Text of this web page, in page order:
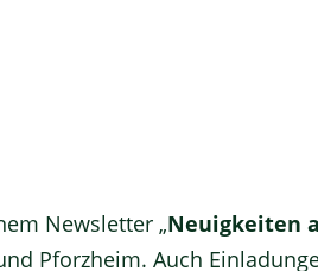
Newsletter „Neuigkeiten
Pforzheim. Auch